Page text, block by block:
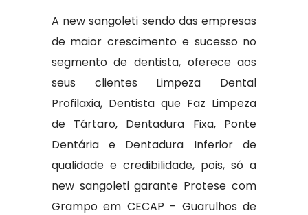
A new sangoleti sendo das empresas
de maior crescimento e sucesso no
segmento de dentista, oferece aos
seus clientes Limpeza Dental
Profilaxia, Dentista que Faz Limpeza
de Tártaro, Dentadura Fixa, Ponte
Dentária e Dentadura Inferior de
qualidade e credibilidade, pois, só a
new sangoleti garante Protese com
Grampo em CECAP - Guarulhos de